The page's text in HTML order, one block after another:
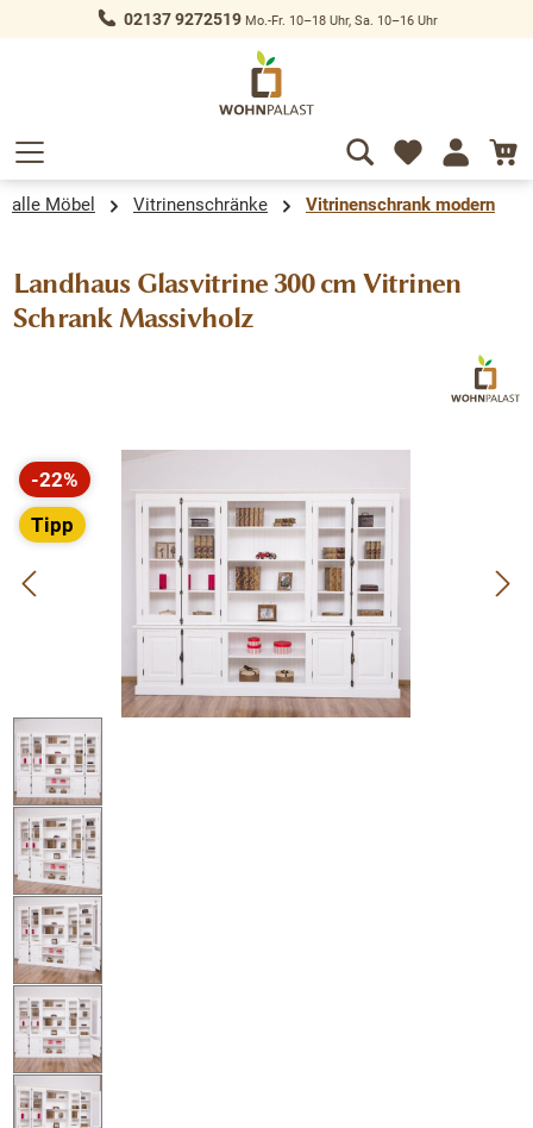
springen 02137 9272519Mo.-Fr. 10–18 Uhr, Sa. 10–16 Uhr
alle Möbel Vitrinenschränke Vitrinenschrank modern
Landhaus Glasvitrine 300 cm Vitrinen
Schrank Massivholz
Bildergalerie überspringen
-22%
Rabatt
Tipp